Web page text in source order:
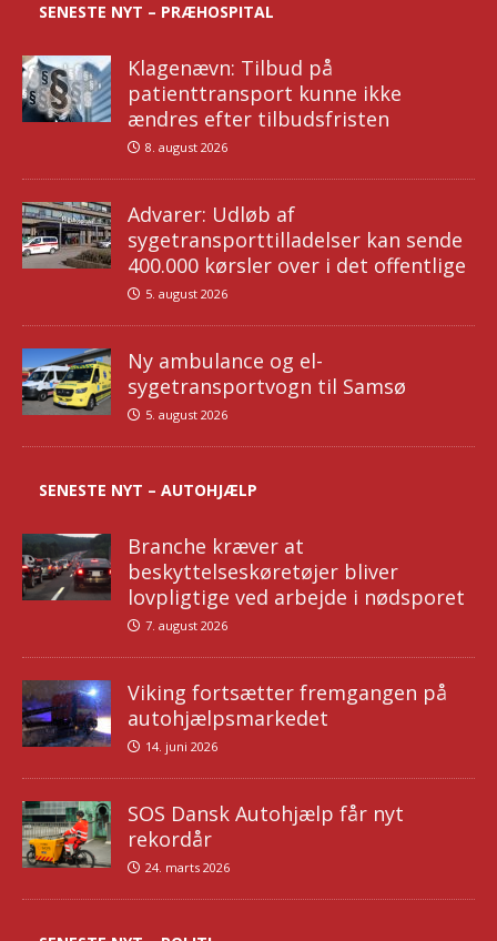
SENESTE NYT – PRÆHOSPITAL
Klagenævn: Tilbud på
patienttransport kunne ikke
ændres efter tilbudsfristen
8. august 2026
Advarer: Udløb af
sygetransporttilladelser kan sende
400.000 kørsler over i det offentlige
5. august 2026
Ny ambulance og el-
sygetransportvogn til Samsø
5. august 2026
SENESTE NYT – AUTOHJÆLP
Branche kræver at
beskyttelseskøretøjer bliver
lovpligtige ved arbejde i nødsporet
7. august 2026
Viking fortsætter fremgangen på
autohjælpsmarkedet
14. juni 2026
SOS Dansk Autohjælp får nyt
rekordår
24. marts 2026